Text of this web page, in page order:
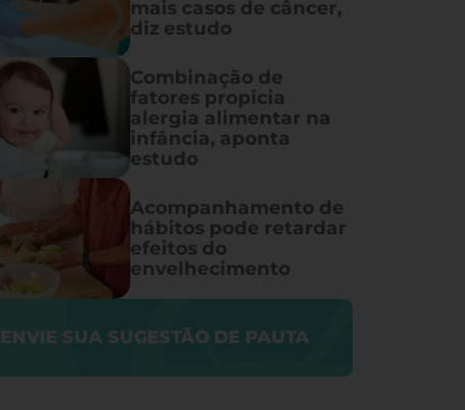
mais casos de câncer,
diz estudo
Combinação de
fatores propicia
alergia alimentar na
infância, aponta
estudo
Acompanhamento de
hábitos pode retardar
efeitos do
envelhecimento
ENVIE SUA SUGESTÃO DE PAUTA